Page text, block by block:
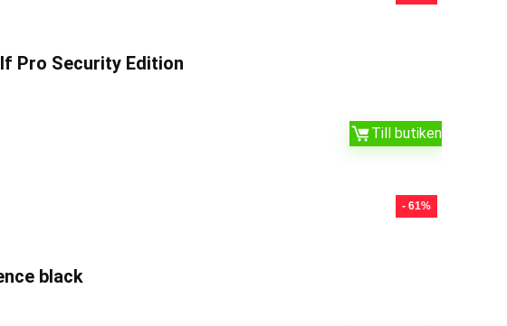
Pro Security Edition
Till butiken
- 61%
black